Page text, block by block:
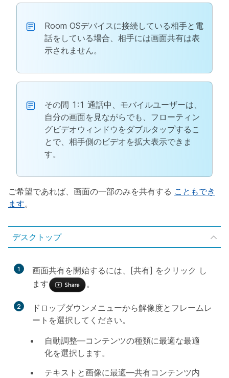
Room OSデバイスに接続している相手と電
話をしている場合、相手には画面共有は表
示されません。
その間 1:1 通話中、モバイルユーザーは、
自分の画面を見ながらでも、フローティン
グビデオウィンドウをダブルタップするこ
とで、相手側のビデオを拡大表示できま
す。
ご希望であれば、画面の一部のみを共有する こともでき
ます。
デスクトップ
1 画面共有を開始するには、[共有] をクリック し
ます
。
2
ドロップダウンメニューから解像度とフレームレ
ートを選択してください。
自動調整—コンテンツの種類に最適な最適
化を選択します。
テキストと画像に最適—共有コンテンツ内